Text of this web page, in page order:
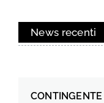
News recenti